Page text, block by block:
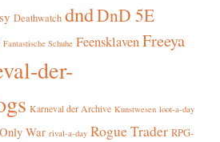
Deathwatch dndDnD 5E
Fantastische Schuhe FeensklavenFreeya
der-
Karneval der Archive Kunstwesen loot-a-day
Only War rival-a-day Rogue Trader RPG-